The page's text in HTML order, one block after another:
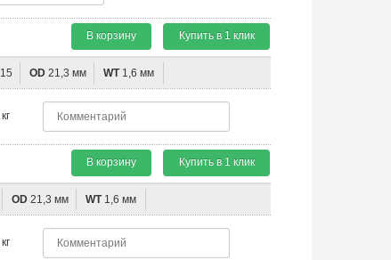
В корзину Купить в 1 клик
15 OD 21,3 мм WT1,6 мм
кг
В корзину Купить в 1 клик
OD 21,3 мм WT1,6 мм
кг